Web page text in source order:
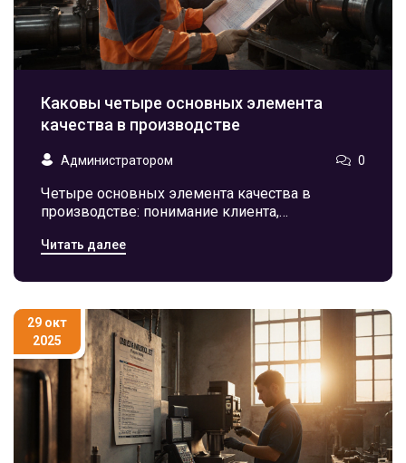
Каковы четыре основных элемента
качества в производстве
Администратором 0
Четыре основных элемента качества в
производстве: понимание клиента,
постоянное улучшение. Без них даже самые
Читать далее
29 окт
2025